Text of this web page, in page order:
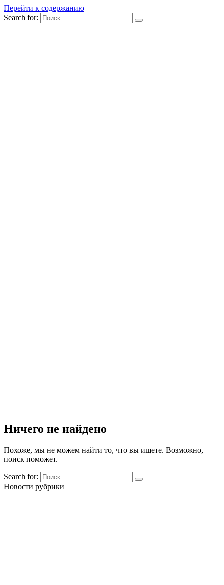
Перейти к содержанию
Search for:
Ничего не найдено
Похоже, мы не можем найти то, что вы ищете. Возможно,
поиск поможет.
Search for:
Новости рубрики